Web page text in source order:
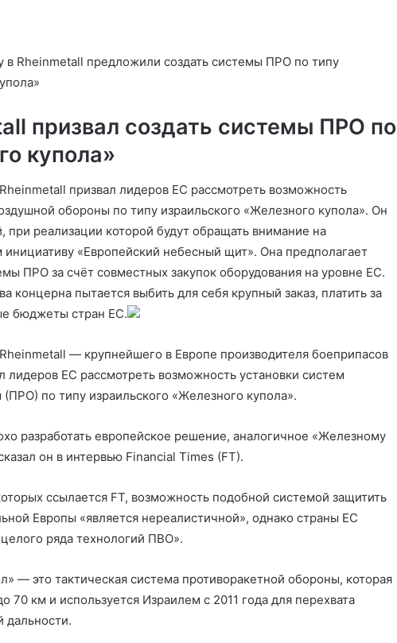
в Rheinmetall предложили создать системы ПРО по типу
призвал создать системы ПРО по
купола»
призвал лидеров ЕС рассмотреть возможность
обороны по типу израильского «Железного купола». Он
при реализации которой будут обращать внимание на
«Европейский небесный щит». Она предполагает
ПРО за счёт совместных закупок оборудования на уровне ЕС.
концерна пытается выбить для себя крупный заказ, платить за
бюджеты стран ЕС.
— крупнейшего в Европе производителя боеприпасов
ЕС рассмотреть возможность установки систем
по типу израильского «Железного купола».
разработать европейское решение, аналогичное «Железному
он в интервью Financial Times (FT).
ссылается FT, возможность подобной системой защитить
Европы «является нереалистичной», однако страны ЕС
ряда технологий ПВО».
— это тактическая система противоракетной обороны, которая
70 км и используется Израилем с 2011 года для перехвата
дальности.